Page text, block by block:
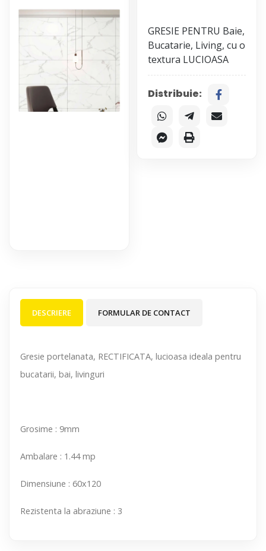
GRESIE PENTRU Baie,
Bucatarie, Living, cu o
Distribuie:
DESCRIERE FORMULAR DE CONTACT
Gresie portelanata, RECTIFICATA, lucioasa ideala pentru
bucatarii, bai, livinguri
Grosime : 9mm
Ambalare : 1.44 mp
Dimensiune : 60x120
Rezistenta la abraziune : 3